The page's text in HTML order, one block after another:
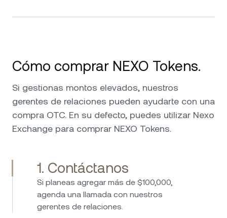
Cómo comprar NEXO Tokens.
Si gestionas montos elevados, nuestros
gerentes de relaciones pueden ayudarte con una
compra OTC. En su defecto, puedes utilizar Nexo
Exchange para comprar NEXO Tokens.
1. Contáctanos
Si planeas agregar más de $100,000,
agenda una llamada con nuestros
gerentes de relaciones.